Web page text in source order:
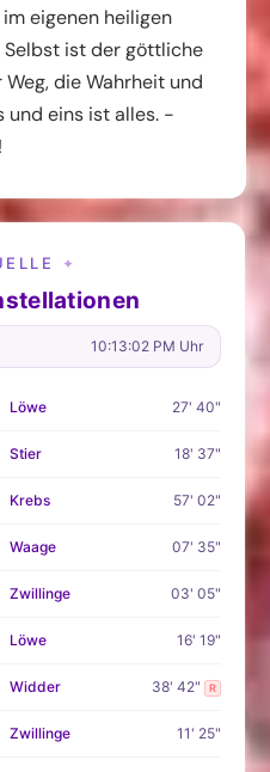
eigenen heiligen
ist der göttliche
die Wahrheit und
und eins ist alles. -
✦
10:13:03 PM Uhr
Löwe 27' 40"
Stier 18' 37"
Krebs 57' 02"
Waage 07' 35"
Zwillinge 03' 05"
Löwe 16' 19"
Widder 38' 42" R
Zwillinge 11' 25"